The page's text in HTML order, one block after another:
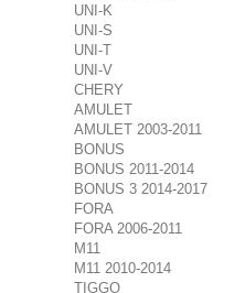
UNI-K
UNI-S
UNI-T
UNI-V
CHERY
AMULET
AMULET 2003-2011
BONUS
BONUS 2011-2014
BONUS 3 2014-2017
FORA
FORA 2006-2011
M11
M11 2010-2014
TIGGO